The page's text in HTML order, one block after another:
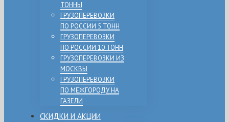
ТОННЫ
ГРУЗОПЕРЕВОЗКИ
ПО РОССИИ 5 ТОНН
ГРУЗОПЕРЕВОЗКИ
ПО РОССИИ 10 ТОНН
ГРУЗОПЕРЕВОЗКИ ИЗ
МОСКВЫ
ГРУЗОПЕРЕВОЗКИ
ПО МЕЖГОРОДУ НА
ГАЗЕЛИ
СКИДКИ И АКЦИИ